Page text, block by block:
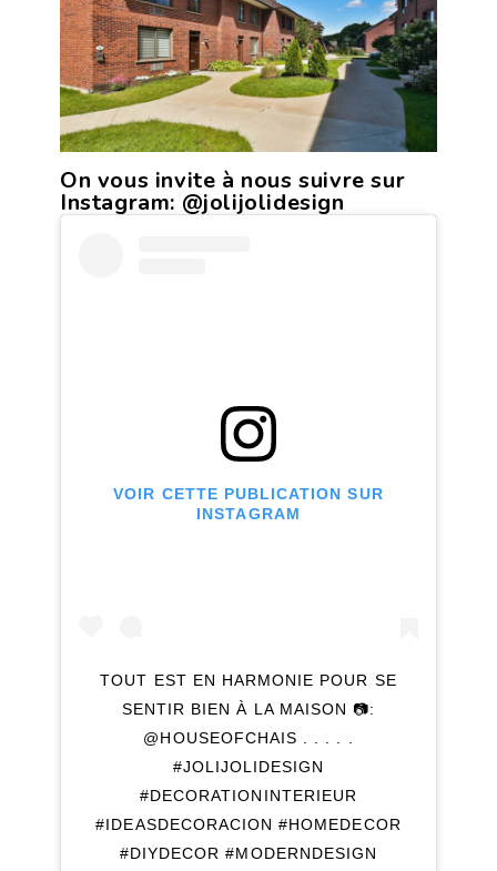
On vous invite à nous suivre sur
Instagram: @jolijolidesign
VOIR CETTE PUBLICATION SUR
INSTAGRAM
TOUT EST EN HARMONIE POUR SE
SENTIR BIEN À LA MAISON 📷:
@HOUSEOFCHAIS . . . . .
#JOLIJOLIDESIGN
#DECORATIONINTERIEUR
#IDEASDECORACION #HOMEDECOR
#DIYDECOR #MODERNDESIGN